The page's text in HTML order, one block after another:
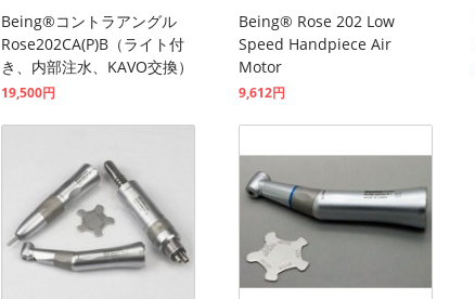
Being®コントラアングル
Rose202CA(P)B（ライト付
き、内部注水、KAVO交換）
19,500円
Being® Rose 202 Low
Speed Handpiece Air
Motor
9,612円